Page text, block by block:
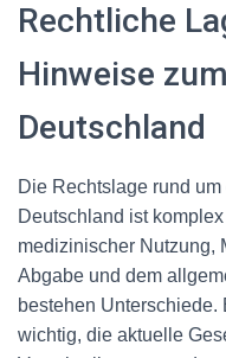
Rechtliche
Hinweise zum
Deutschland
Die Rechtslage rund
Deutschland ist
medizinischer Nutzung,
Abgabe und dem
bestehen Unterschiede.
wichtig, die aktuelle